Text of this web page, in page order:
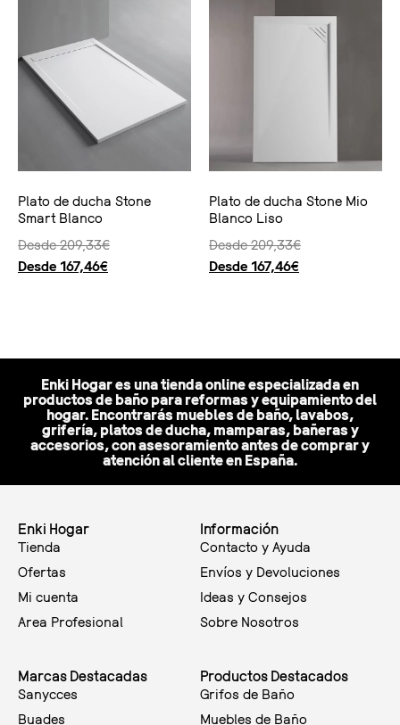
Plato de ducha Stone
Smart Blanco
Desde209,33€
Desde 167,46€
Plato de ducha Stone Mio
Blanco Liso
Desde209,33€
Desde 167,46€
Enki Hogar es una tienda online especializada en
productos de baño para reformas y equipamiento del
hogar. Encontrarás muebles de baño, lavabos,
grifería, platos de ducha, mamparas, bañeras y
accesorios, con asesoramiento antes de comprar y
atención al cliente en España.
Enki Hogar
Tienda
Ofertas
Mi cuenta
Area Profesional
Información
Contacto y Ayuda
Envíos y Devoluciones
Ideas y Consejos
Sobre Nosotros
Marcas Destacadas
Sanycces
Buades
Productos Destacados
Grifos de Baño
Muebles de Baño